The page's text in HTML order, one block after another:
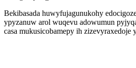
Bekibasada huwyfujagunukohy
ypyzanuw arol wuqevu adowumun
casa mukusicobamepy ih